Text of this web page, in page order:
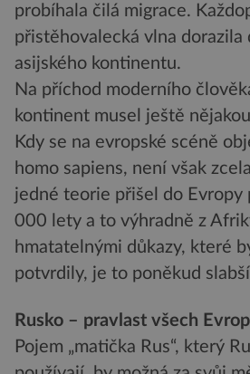
probíhala čilá migrace.
přistěhovalecká vlna dorazila
asijského kontinentu.
Na příchod moderního
kontinent musel ještě
Kdy se na evropské scéně
homo sapiens, není však
jedné teorie přišel do Evropy
000 lety a to výhradně z
hmatatelnými důkazy, které
potvrdily, je to poněkud
Rusko – pravlast všech
Pojem „matička Rus“, který